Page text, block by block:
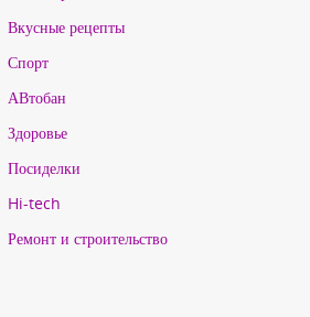
Вкусные рецепты
Спорт
АВтобан
Здоровье
Посиделки
Hi-tech
Ремонт и строительство